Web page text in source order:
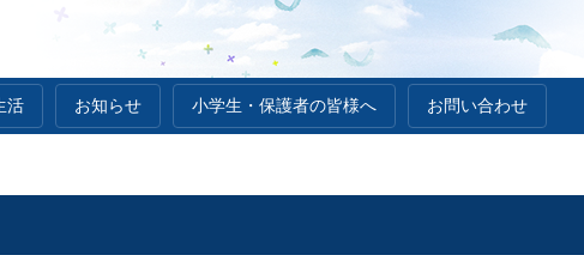
活 お知らせ 小学生・保護者の皆様へ お問い合わせ